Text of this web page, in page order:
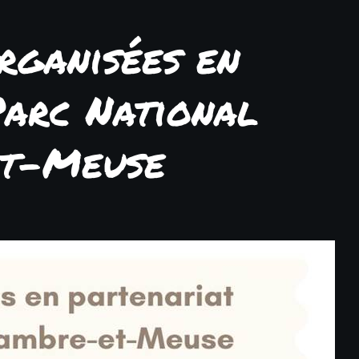
en
National
Meuse